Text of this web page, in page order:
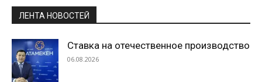
ЛЕНТА НОВОСТЕЙ
Ставка на отечественное производство
06.08.2026